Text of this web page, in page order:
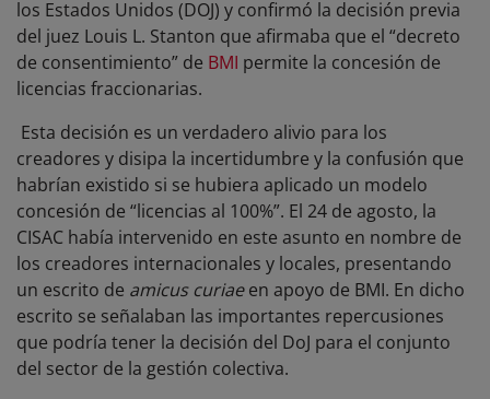
los Estados Unidos (DOJ) y confirmó la decisión previa
del juez Louis L. Stanton que afirmaba que el “decreto
de consentimiento” de BMI permite la concesión de
licencias fraccionarias.
Esta decisión es un verdadero alivio para los
creadores y disipa la incertidumbre y la confusión que
habrían existido si se hubiera aplicado un modelo
concesión de “licencias al 100%”. El 24 de agosto, la
CISAC había intervenido en este asunto en nombre de
los creadores internacionales y locales, presentando
un escrito de amicus curiaeen apoyo de BMI. En dicho
escrito se señalaban las importantes repercusiones
que podría tener la decisión del DoJ para el conjunto
del sector de la gestión colectiva.